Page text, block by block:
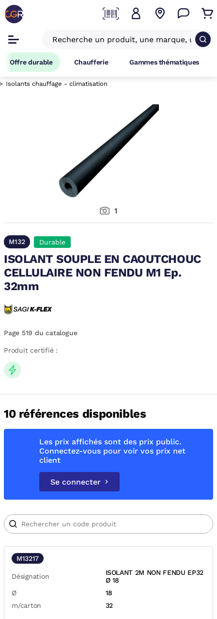
Offre durable Chaufferie Gammes thématiques
Isolants chauffage - climatisation
1
M132 Durable
ISOLANT SOUPLE EN CAOUTCHOUC
CELLULAIRE NON FENDU M1 Ep.
32mm
Page 519 du catalogue
Produit certifié :
10 références disponibles
Les prix affichés sont des prix public.
Connectez-vous pour voir vos prix net
client
Se connecter
M13217
Désignation
ISOLANT 2M NON FENDU EP32
Ø 18
Ø
18
m/carton
32